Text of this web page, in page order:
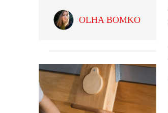
OLHA BOMKO